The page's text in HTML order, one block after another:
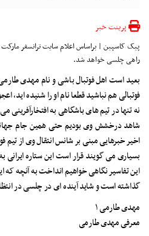
پرینت خبر
راهی چلسی خواهد شد.
بعید است اهل فوتبال باشی و نام مهدی
فوتبالی هم نباشید قطعا نام او را شنیده اید،
نه تنها در تیم های باشگاهی به افتخارآفرینی می
شاهد درخشش وی بودیم حتی همین جام
اخیر خبرهایی مبنی بر شانس انتقال وی از
بسیاری می گویند قرار است این ستاره ایرانی
این تفاسیر نگاهی خواهیم انداخت به آنچه
گذاشته است و شاید آینده ای در چلسی در
مهدی طارمی ۱
معرفی مهدی طارمی